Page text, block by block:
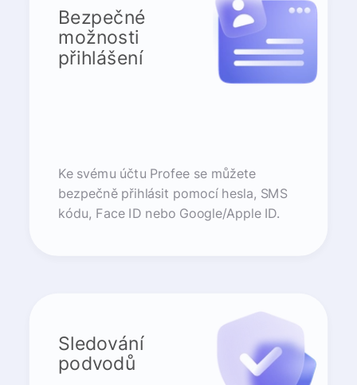
Bezpečné
možnosti
přihlášení
Ke svému účtu Profee se můžete
bezpečně přihlásit pomocí hesla, SMS
kódu, Face ID nebo Google/Apple ID.
Sledování
podvodů